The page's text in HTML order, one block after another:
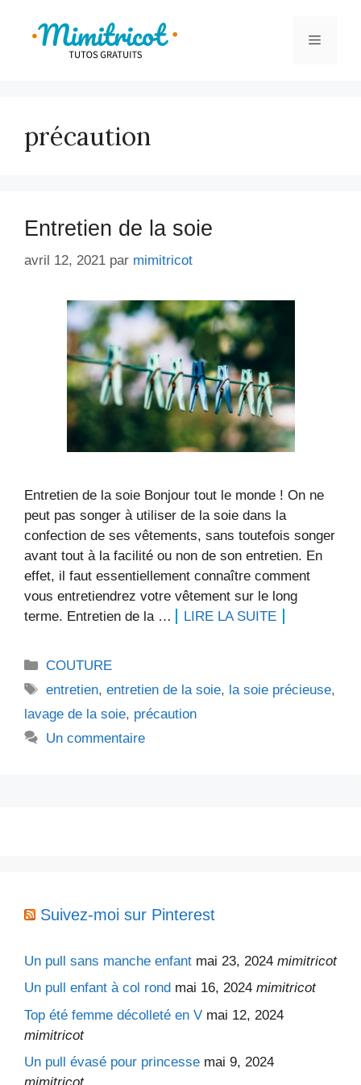
contenu
Menu
précaution
Entretien de la soie
avril 12, 2021 par mimitricot
Entretien de la soie Bonjour tout le monde ! On ne
peut pas songer à utiliser de la soie dans la
confection de ses vêtements, sans toutefois songer
avant tout à la facilité ou non de son entretien. En
effet, il faut essentiellement connaître comment
vous entretiendrez votre vêtement sur le long
terme. Entretien de la …
LIRE LA SUITE
Catégories
COUTURE
Étiquettes
entretien,entretien de la soie, la soie précieuse,
lavage de la soie, précaution
Un commentaire
Suivez-moi sur Pinterest
Un pull sans manche enfant mai 23, 2024 mimitricot
Un pull enfant à col rond mai 16, 2024 mimitricot
Top été femme décolleté en V mai 12, 2024
mimitricot
Un pull évasé pour princesse mai 9, 2024